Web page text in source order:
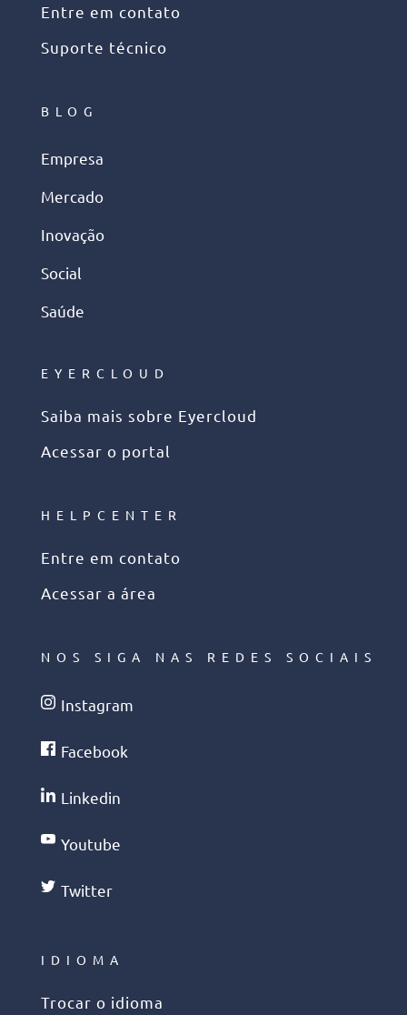
Entre em contato
Suporte técnico
BLOG
Empresa
Mercado
Inovação
Social
Saúde
EYERCLOUD
Saiba mais sobre Eyercloud
Acessar o portal
HELPCENTER
Entre em contato
Acessar a área
NOS SIGA NAS REDES SOCIAIS
Instagram
Facebook
Linkedin
Youtube
Twitter
IDIOMA
Trocar o idioma